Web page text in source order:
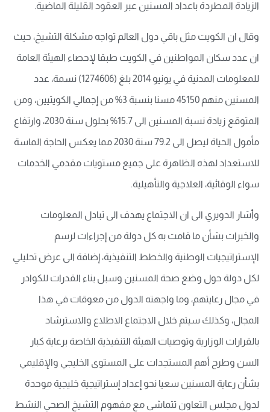
الزيادة المطردة باعداد المسنين عبر العقود القليلة الماضية.
وقال ان الكويت مثل باقي دول العالم تواجه مشكلة التشيخ، حيث
ان عدد سكان المواطنين في الكويت طبقا لإحصاء الهيئة العامة
للمعلومات المدنية في يونيو 2014 بلغ (1274606) نسمة، عدد
المسنين منهم 45150 مسنا بنسبة 3% من إجمالي الكويتيين، ومن
المتوقع زيادة نسبة المسنين الى 15.7% بحلول سنة 2030، وارتفاع
مأمول الحياة ليصل الى 79.2 سنة 2030 مما يعكس الحاجة الماسة
للاستعداد لهذه الظاهرة على جميع مستويات مقدمي الخدمات
سواء الوقائية، العلاجية والتأهيلية.
وأشار الدويري الى ان الاجتماع يهدف الى تبادل المعلومات
والخبرات بشأن ما قامت به كل دولة من إجراءات لرسم
الإستراتيجيات الوطنية والخطط التنفيذية، إضافة الى عرض تحليلي
لكل دولة حول وضع صحة المسنين وسبل بناء القدرات للكوادر
في مجال رعايتهم، وما واجهته الدول من معوقات في هذا
المجال، وكذلك سيتم خلال الاجتماع الاطلاع والاسترشاد
بالقرارات الوزارية وتوصيات الهيئة التنفيذية الخاصة برعاية كبار
السن وطرح أهم المستجدات على المستوى الخليجي والإقليمي
بشأن رعاية المسنين سعيا نحو إعداد إستراتيجية خليجية موحدة
لدول مجلس التعاون تتماشى مع مفهوم التشيخ الصحي النشط